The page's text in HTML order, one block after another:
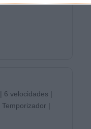
6 velocidades |
|